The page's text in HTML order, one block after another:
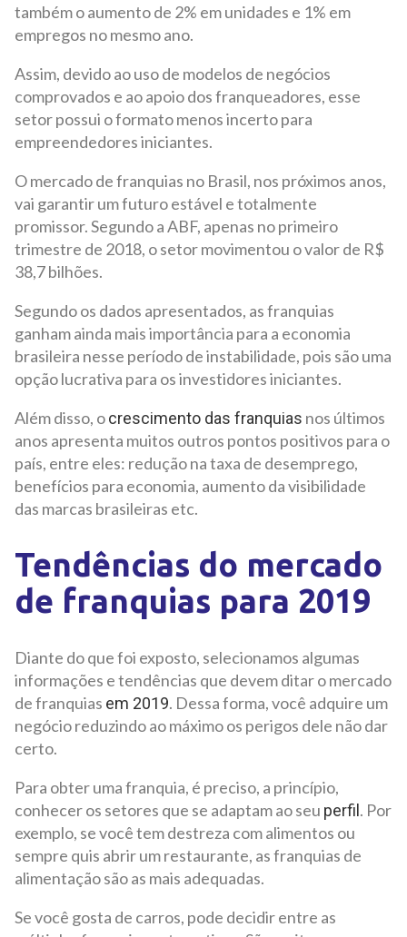
também o aumento de 2% em unidades e 1% em
empregos no mesmo ano.
Assim, devido ao uso de modelos de negócios
comprovados e ao apoio dos franqueadores, esse
setor possui o formato menos incerto para
empreendedores iniciantes.
O mercado de franquias no Brasil, nos próximos anos,
vai garantir um futuro estável e totalmente
promissor. Segundo a ABF, apenas no primeiro
trimestre de 2018, o setor movimentou o valor de R$
38,7 bilhões.
Segundo os dados apresentados, as franquias
ganham ainda mais importância para a economia
brasileira nesse período de instabilidade, pois são uma
opção lucrativa para os investidores iniciantes.
Além disso, ocrescimento das franquias nos últimos
anos apresenta muitos outros pontos positivos para o
país, entre eles: redução na taxa de desemprego,
benefícios para economia, aumento da visibilidade
das marcas brasileiras etc.
Tendências do mercado
de franquias para 2019
Diante do que foi exposto, selecionamos algumas
informações e tendências que devem ditar o mercado
de franquias em 2019. Dessa forma, você adquire um
negócio reduzindo ao máximo os perigos dele não dar
certo.
Para obter uma franquia, é preciso, a princípio,
conhecer os setores que se adaptam ao seu perfil . Por
exemplo, se você tem destreza com alimentos ou
sempre quis abrir um restaurante, as franquias de
alimentação são as mais adequadas.
Se você gosta de carros, pode decidir entre as